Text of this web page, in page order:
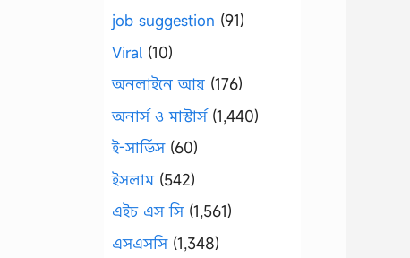
job suggestion (91)
Viral (10)
অনলাইনে আয় (176)
অনার্স ও মাস্টার্স(1,440)
ই-সার্ভিস(60)
ইসলাম(542)
এইচ এস সি(1,561)
এসএসসি(1,348)